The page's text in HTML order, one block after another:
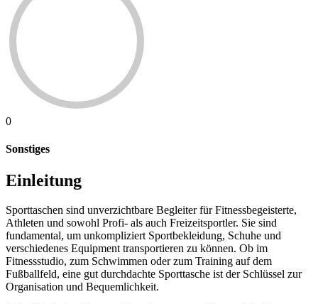
0
Sonstiges
Einleitung
Sporttaschen sind unverzichtbare Begleiter für Fitnessbegeisterte,
Athleten und sowohl Profi- als auch Freizeitsportler. Sie sind
fundamental, um unkompliziert Sportbekleidung, Schuhe und
verschiedenes Equipment transportieren zu können. Ob im
Fitnessstudio, zum Schwimmen oder zum Training auf dem
Fußballfeld, eine gut durchdachte Sporttasche ist der Schlüssel zur
Organisation und Bequemlichkeit.